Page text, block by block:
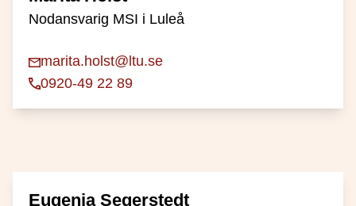
Nodansvarig MSI i Luleå
marita.holst@ltu.se
0920-49 22 89
Eugenia Segerstedt